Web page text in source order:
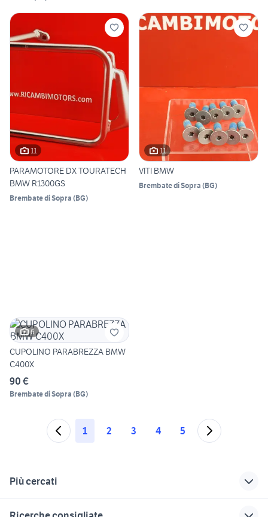
11
PARAMOTORE DX TOURATECH
BMW R1300GS
Brembate di Sopra (BG)
11
VITI BMW
Brembate di Sopra (BG)
6
CUPOLINO PARABREZZA BMW
C400X
90 €
Brembate di Sopra (BG)
1 2 3 4 5
Più cercati